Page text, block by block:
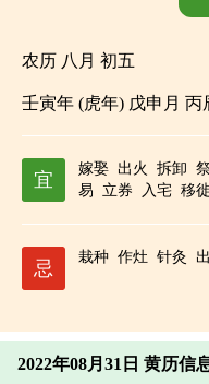
农历 八月 初五
壬寅年 (虎年) 戊申月 丙
宜
嫁娶 出火 拆卸
易
立券 入宅 移徙
忌
栽种 作灶 针灸
2022年08月31日 黄历信